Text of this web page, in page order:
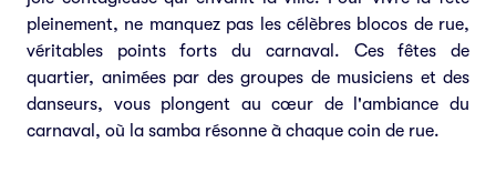
pleinement, ne manquez pas les célèbres blocos de rue,
véritables points forts du carnaval. Ces fêtes de
quartier, animées par des groupes de musiciens et des
danseurs, vous plongent au cœur de l'ambiance du
carnaval, où la samba résonne à chaque coin de rue.